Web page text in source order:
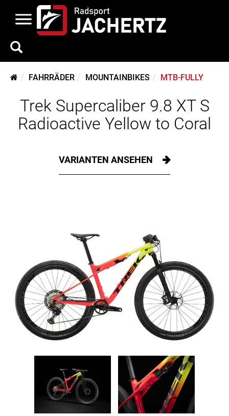
FAHRRÄDER MOUNTAINBIKES MTB-FULLY
Trek Supercaliber 9.8 XT S
Radioactive Yellow to Coral
VARIANTEN ANSEHEN